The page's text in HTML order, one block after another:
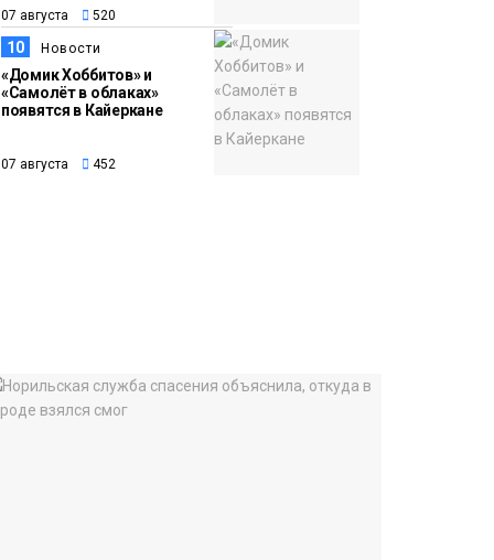
07 августа 520
10 Новости
«Домик Хоббитов» и
«Самолёт в облаках»
появятся в Кайеркане
07 августа 452